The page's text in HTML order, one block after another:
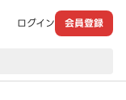
ログイン 会員登録